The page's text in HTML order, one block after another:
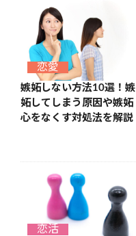
恋愛
嫉妬しない方法10選！嫉
妬してしまう原因や嫉妬
心をなくす対処法を解説
恋活